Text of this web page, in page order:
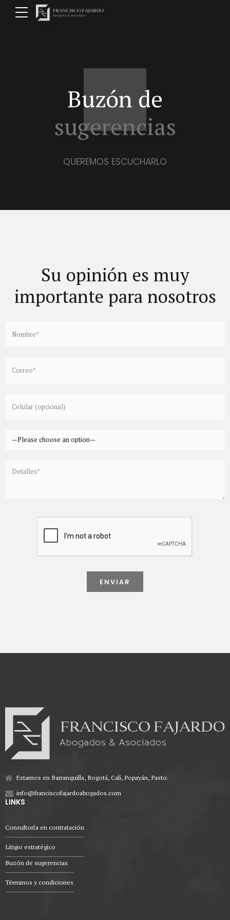
Buzón de
sugerencias
QUEREMOS ESCUCHARLO
Su opinión es muy
importante para nosotros
Estamos en Barranquilla, Bogotá, Cali, Popayán, Pasto.
info@franciscofajardoabogados.com
LINKS
Consultoría en contratación
Litigio estratégico
Buzón de sugerencias
Términos y condiciones